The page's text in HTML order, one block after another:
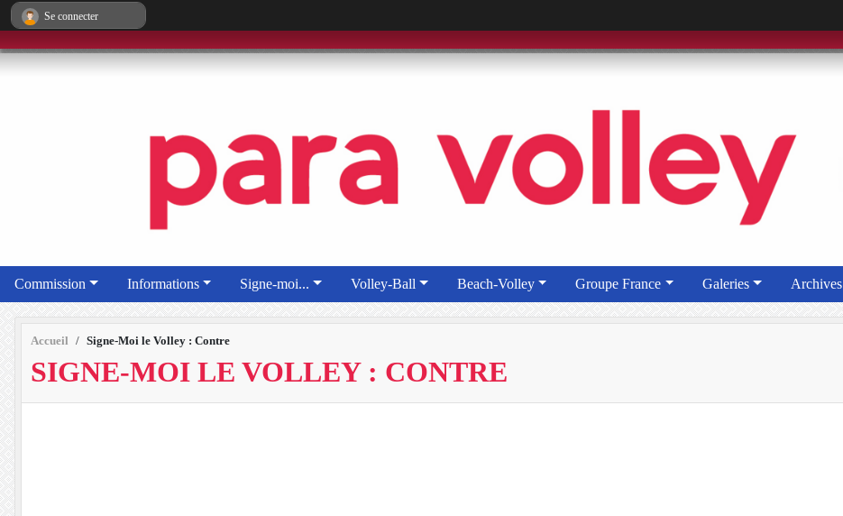
Commission Informations Signe-moi... Volley-Ball Beach-Volley Groupe France Galeries Archives
Accueil Signe-Moi le Volley : Contre
SIGNE-MOI LE VOLLEY : CONTRE
Se connecter
Panneau de gestion des cookies